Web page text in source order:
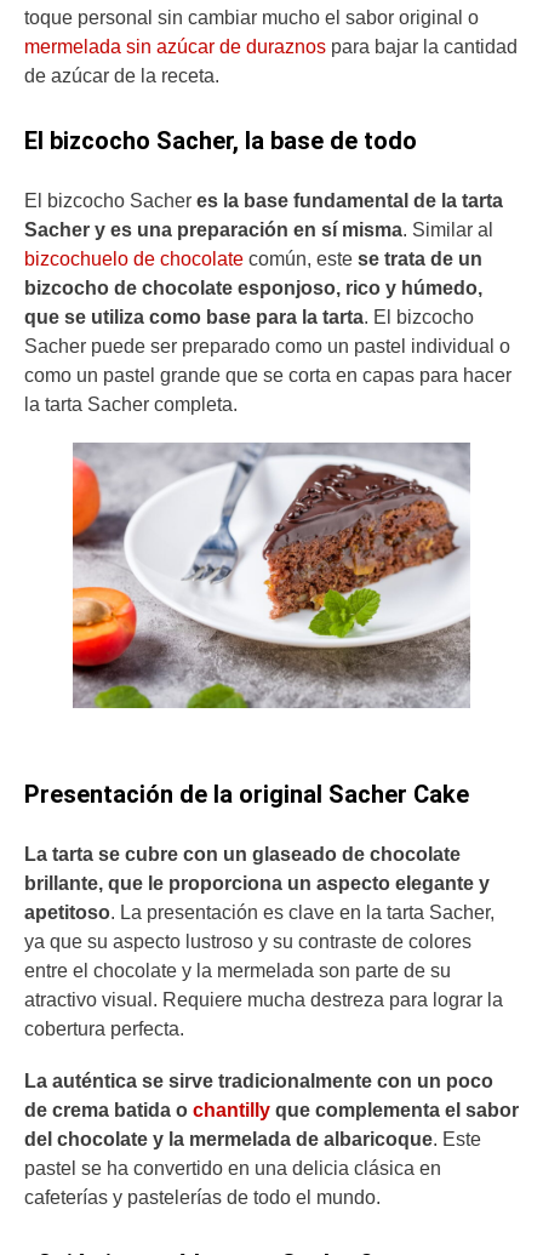
toque personal sin cambiar mucho el sabor original o
mermelada sin azúcar de duraznos para bajar la cantidad
de azúcar de la receta.
El bizcocho Sacher, la base de todo
El bizcocho Sacher es la base fundamental de la tarta
Sacher y es una preparación en sí misma. Similar al
bizcochuelo de chocolate común, este se trata de un
bizcocho de chocolate esponjoso, rico y húmedo,
que se utiliza como base para la tarta. El bizcocho
Sacher puede ser preparado como un pastel individual o
como un pastel grande que se corta en capas para hacer
la tarta Sacher completa.
Presentación de la original Sacher Cake
La tarta se cubre con un glaseado de chocolate
brillante, que le proporciona un aspecto elegante y
apetitoso. La presentación es clave en la tarta Sacher,
ya que su aspecto lustroso y su contraste de colores
entre el chocolate y la mermelada son parte de su
atractivo visual. Requiere mucha destreza para lograr la
cobertura perfecta.
La auténtica se sirve tradicionalmente con un poco
de crema batida o chantilly que complementa el sabor
del chocolate y la mermelada de albaricoque. Este
pastel se ha convertido en una delicia clásica en
cafeterías y pastelerías de todo el mundo.